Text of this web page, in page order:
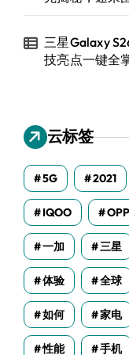
三星Galaxy
技亮点一键全
云标签
5G 2021
IQOO
一加 三星
体验 全球
如何 家电
性能 手机